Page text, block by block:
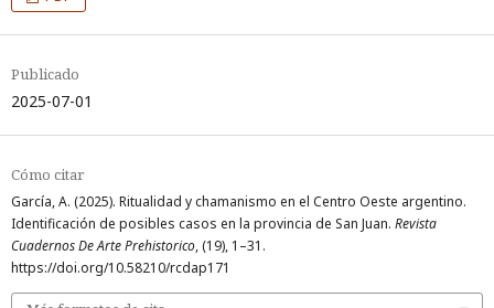
Publicado
2025-07-01
Cómo citar
García, A. (2025). Ritualidad y chamanismo en el Centro Oeste argentino.
Identificación de posibles casos en la provincia de San Juan. Revista
Cuadernos De Arte Prehistorico, (19), 1–31.
https://doi.org/10.58210/rcdap171